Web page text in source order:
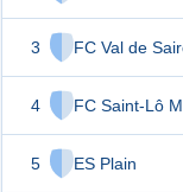
3 FC Val de
4 FC Saint-Lô
5 ES Plain